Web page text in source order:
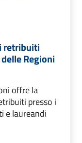
retribuiti
Regioni
offre la
presso i
e laureandi